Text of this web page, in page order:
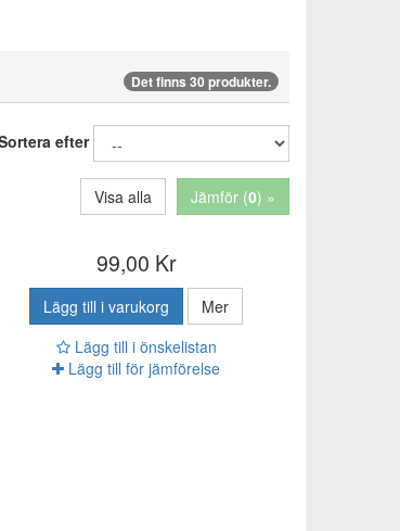
Det finns 30 produkter.
efter
Jämför (0) »
Visa alla
99,00 Kr
Lägg till i varukorg
Mer
Lägg till i önskelistan
Lägg till för jämförelse